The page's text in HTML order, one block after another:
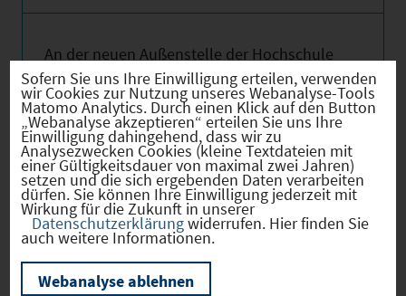
An der neuen Außenstelle der Hochschule
Landshut arbeiten, lehren und forschen vier
Professoren gemeinsam mit ihren
Mitarbeitern. Herzstück des TZ PULS ist eine
900 m² große Lern- und Musterfabrik. In
begleiteten Führungen können innovative
Technologien (Industrie 4.0) und
intelligente Produktions- und
Logistiksysteme in einer vollständig
integrierten Fabrik im Einsatz von
wird ein Einblick in das Thema Lean
Sofern Sie uns Ihre Einwilligung erteilen, verwenden
wir Cookies zur Nutzung unseres Webanalyse-Tools
Matomo Analytics. Durch einen Klick auf den Button
„Webanalyse akzeptieren“ erteilen Sie uns Ihre
Einwilligung dahingehend, dass wir zu
Analysezwecken Cookies (kleine Textdateien mit
einer Gültigkeitsdauer von maximal zwei Jahren)
setzen und die sich ergebenden Daten verarbeiten
dürfen. Sie können Ihre Einwilligung jederzeit mit
Wirkung für die Zukunft in unserer
Datenschutzerklärungwiderrufen. Hier finden Sie
auch weitere Informationen.
Webanalyse ablehnen